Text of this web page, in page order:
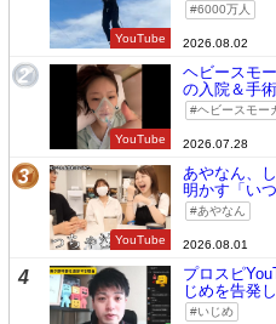
YouTube
6000万人
2026.08.02
2
YouTube
ヘビースモ
の入院＆手
ヘビースモー
2026.07.28
3
YouTube
あやなん、
明かす「い
あやなん
2026.08.01
4
プロスピ
じめを告発
いじめ